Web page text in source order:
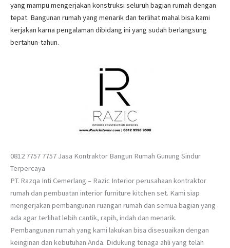
f -
p
yang mampu mengerjakan konstruksi seluruh bagian rumah dengan
tepat. Bangunan rumah yang menarik dan terlihat mahal bisa kami
kerjakan karna pengalaman dibidang ini yang sudah berlangsung
bertahun-tahun.
0812 7757 7757 Jasa Kontraktor Bangun Rumah Gunung Sindur
Terpercaya
PT. Razqa Inti Cemerlang – Razic Interior perusahaan kontraktor
rumah dan pembuatan interior furniture kitchen set. Kami siap
mengerjakan pembangunan ruangan rumah dan semua bagian yang
ada agar terlihat lebih cantik, rapih, indah dan menarik.
Pembangunan rumah yang kami lakukan bisa disesuaikan dengan
keinginan dan kebutuhan Anda. Didukung tenaga ahli yang telah